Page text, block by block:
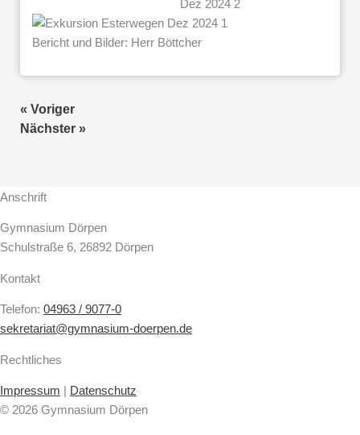
Bericht und Bilder: Herr Böttcher
« Voriger
Nächster »
Anschrift
Gymnasium Dörpen
Schulstraße 6, 26892 Dörpen
Kontakt
Telefon: 04963 / 9077-0
sekretariat@gymnasium-doerpen.de
Rechtliches
Impressum
Datenschutz
© 2026 Gymnasium Dörpen